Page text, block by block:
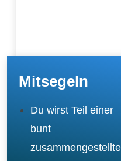
Mitsegeln
Du wirst Teil einer
bunt